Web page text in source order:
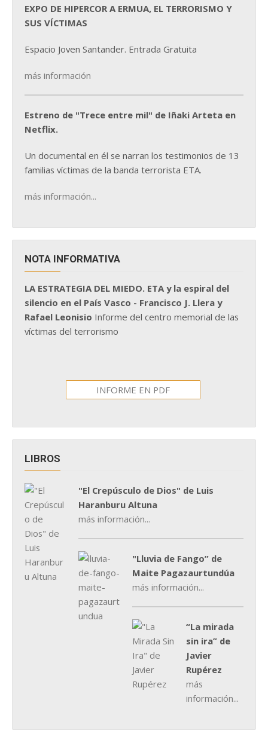
EXPO DE HIPERCOR A ERMUA, EL TERRORISMO Y
SUS VÍCTIMAS
Espacio Joven Santander. Entrada Gratuita
más información
Estreno de "Trece entre mil" de Iñaki Arteta en
Netflix.
Un documental en él se narran los testimonios de 13
familias víctimas de la banda terrorista ETA.
más información...
NOTA INFORMATIVA
LA ESTRATEGIA DEL MIEDO. ETA y la espiral del
silencio en el País Vasco - Francisco J. Llera y
Rafael Leonisio Informe del centro memorial de las
víctimas del terrorismo
INFORME EN PDF
LIBROS
"El Crepúsculo de Dios" de Luis
Haranburu Altuna
más información...
"Lluvia de Fango” de
Maite Pagazaurtundúa
más información...
“La mirada
sin ira” de
Javier
Rupérez
más
información...